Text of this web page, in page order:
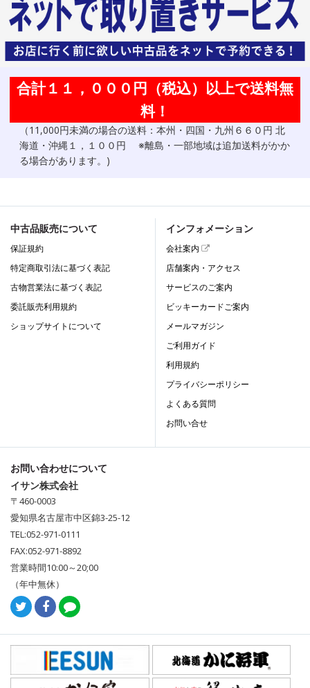
合計１１，０００円（税込）以上で送料無
料！
（11,000円未満の場合の送料：本州・四国・九州６６０円 北
海道・沖縄１，１００円 ※離島・一部地域は追加送料がかか
る場合があります。)
中古品販売について
保証規約
特定商取引法に基づく表記
古物営業法に基づく表記
委託販売利用規約
ショップサイトについて
インフォメーション
会社案内
店舗案内・アクセス
サービスのご案内
ビッキーカードご案内
メールマガジン
ご利用ガイド
利用規約
プライバシーポリシー
よくある質問
お問い合せ
お問い合わせについて
イサン株式会社
〒460-0003
愛知県名古屋市中区錦3-25-12
TEL:052-971-0111
FAX:052-971-8892
営業時間10:00～20;00
（年中無休）